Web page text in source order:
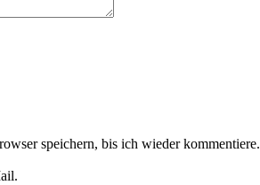
speichern, bis ich wieder kommentiere.